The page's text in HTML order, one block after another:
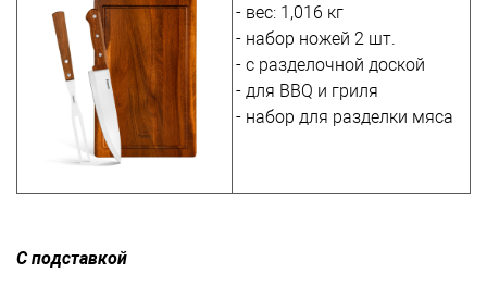
- вес: 1,016 кг
- набор ножей 2 шт.
- с разделочной доской
- для BBQ и гриля
- набор для разделки мяса
С подставкой